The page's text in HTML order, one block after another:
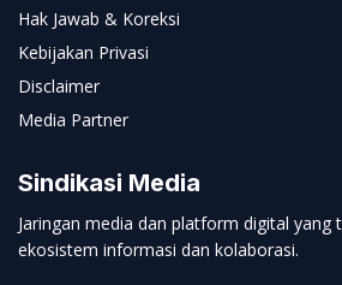
Hak Jawab & Koreksi
Kebijakan Privasi
Disclaimer
Media Partner
Sindikasi Media
Jaringan media dan platform digital yang
ekosistem informasi dan kolaborasi.